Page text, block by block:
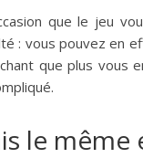
que le jeu
: vous pouvez en
que plus vous
le même